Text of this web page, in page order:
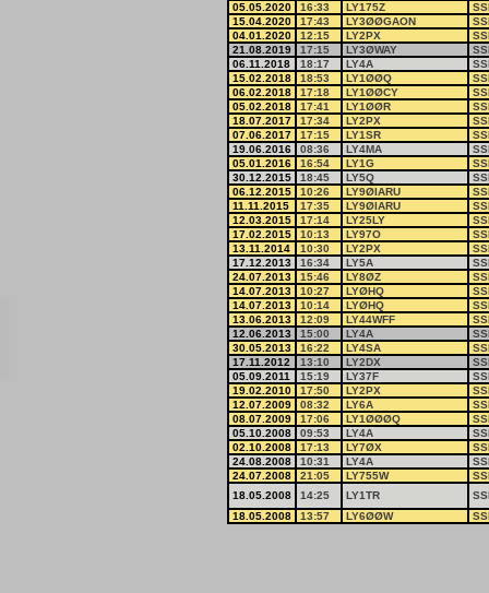
05.05.2020
16:33 LY175Z
15.04.2020
17:43 LY3ØØGAON
04.01.2020
12:15 LY2PX
21.08.2019
17:15 LY3ØWAY
06.11.2018
18:17 LY4A
15.02.2018
18:53 LY1ØØQ
06.02.2018
17:18 LY1ØØCY
05.02.2018
17:41 LY1ØØR
18.07.2017
17:34 LY2PX
07.06.2017
17:15 LY1SR
19.06.2016
08:36 LY4MA
05.01.2016
16:54 LY1G
30.12.2015
18:45 LY5Q
06.12.2015
10:26 LY9ØIARU
11.11.2015
17:35 LY9ØIARU
12.03.2015
17:14 LY25LY
17.02.2015
10:13 LY97O
13.11.2014
10:30 LY2PX
17.12.2013
16:34 LY5A
24.07.2013
15:46 LY8ØZ
14.07.2013
10:27 LYØHQ
14.07.2013
10:14 LYØHQ
13.06.2013
12:09 LY44WFF
12.06.2013
15:00 LY4A
30.05.2013
16:22 LY4SA
17.11.2012
13:10 LY2DX
05.09.2011
15:19 LY37F
19.02.2010
17:50 LY2PX
12.07.2009
08:32 LY6A
08.07.2009
17:06 LY1ØØØQ
05.10.2008
09:53 LY4A
02.10.2008
17:13 LY7ØX
24.08.2008
10:31 LY4A
24.07.2008
21:05 LY755W
18.05.2008
14:25 LY1TR
18.05.2008
13:57 LY6ØØW